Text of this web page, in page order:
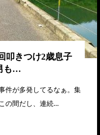
叩きつけ2歳息子
も…
件が多発してるなぁ。集
の間だし、連続…